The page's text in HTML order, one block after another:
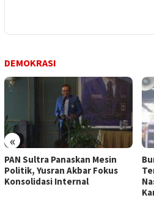
DEMOKRASI
«
PAN Sultra Panaskan Mesin
Politik, Yusran Akbar Fokus
Konsolidasi Internal